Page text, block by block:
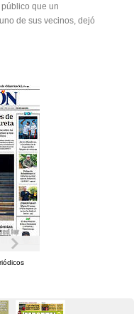
que un
de sus vecinos, dejó